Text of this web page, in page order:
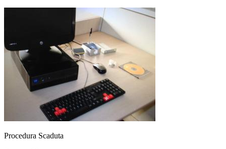
Procedura Scaduta